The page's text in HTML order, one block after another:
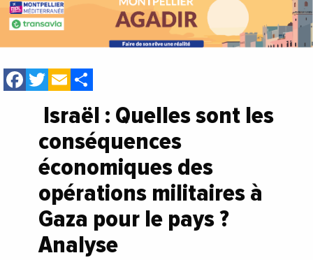
Facebook
Twitter
Email
Israël : Quelles sont les
conséquences
économiques des
opérations militaires à
Gaza pour le pays ?
Analyse